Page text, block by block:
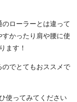
ローラーとは違って
かったり肩や腰に使
ます！
でとてもおススメで
使ってみてください